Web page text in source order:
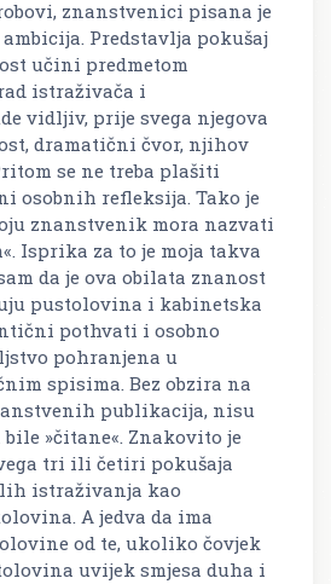
znanstvenici pisana je
Predstavlja pokušaj
učini predmetom
istraživača i
vidljiv, prije svega njegova
dramatični čvor, njihov
se ne treba plašiti
osobnih refleksija. Tako je
znanstvenik mora nazvati
Isprika za to je moja takva
da je ova obilata znanost
pustolovina i kabinetska
pothvati i osobno
pohranjena u
spisima. Bez obzira na
publikacija, nisu
»čitane«. Znakovito je
tri ili četiri pokušaja
istraživanja kao
A jedva da ima
od te, ukoliko čovjek
uvijek smjesa duha i